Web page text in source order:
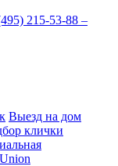
215-53-88 –
Выезд на дом
клички